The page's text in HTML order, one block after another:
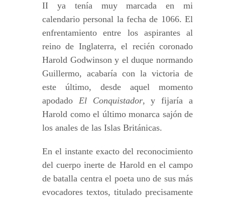
II ya tenía muy marcada en mi
calendario personal la fecha de 1066. El
enfrentamiento entre los aspirantes al
reino de Inglaterra, el recién coronado
Harold Godwinson y el duque normando
Guillermo, acabaría con la victoria de
este último, desde aquel momento
apodado El Conquistador, y fijaría a
Harold como el último monarca sajón de
los anales de las Islas Británicas.
En el instante exacto del reconocimiento
del cuerpo inerte de Harold en el campo
de batalla centra el poeta uno de sus más
evocadores textos, titulado precisamente